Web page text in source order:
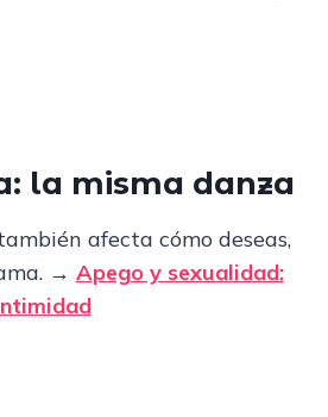
la misma danza
afecta cómo deseas,
→ Apego y sexualidad: